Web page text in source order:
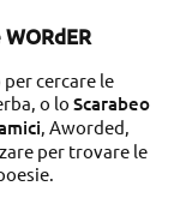
cercare le
o lo Scarabeo
, Aworded,
per trovare le